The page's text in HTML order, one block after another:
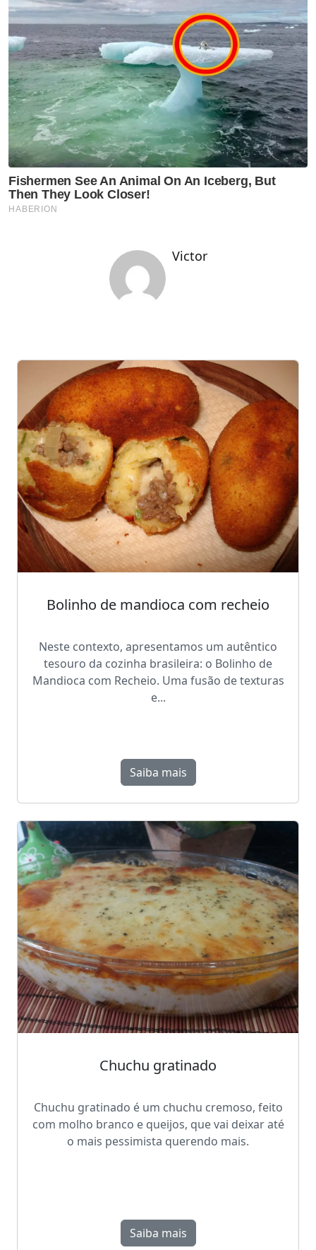
Victor
Bolinho de mandioca com recheio
Neste contexto, apresentamos um autêntico
tesouro da cozinha brasileira: o Bolinho de
Mandioca com Recheio. Uma fusão de texturas
e...
Saiba mais
Chuchu gratinado
Chuchu gratinado é um chuchu cremoso, feito
com molho branco e queijos, que vai deixar até
o mais pessimista querendo mais.
Saiba mais